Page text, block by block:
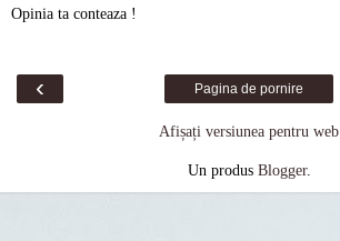
Opinia ta conteaza !
‹ Pagina de pornire
Afișați versiunea pentru web
Un produs Blogger.